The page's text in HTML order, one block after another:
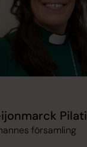
Pilati
församling